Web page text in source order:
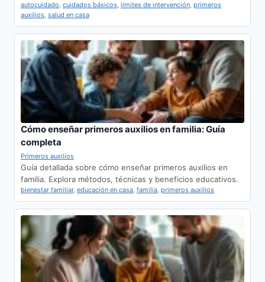
autocuidado, cuidados básicos, límites de intervención, primeros
auxilios, salud en casa
Cómo enseñar primeros auxilios en familia: Guía
completa
Primeros auxilios
Guía detallada sobre cómo enseñar primeros auxilios en
familia. Explora métodos, técnicas y beneficios educativos.
bienestar familiar, educación en casa, familia, primeros auxilios